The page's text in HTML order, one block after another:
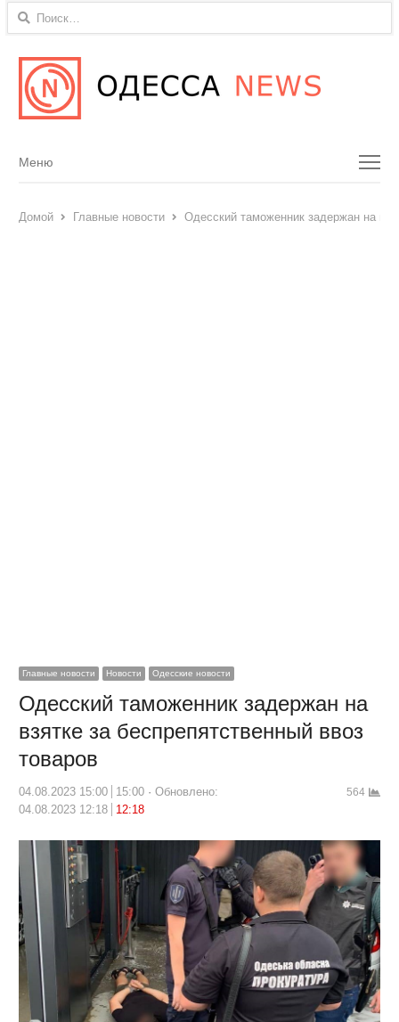
Найти:
Menu
Меню
Домой Главные новости Одесский таможенник задержан на
Главные новости Новости Одесские новости
Одесский таможенник задержан на
взятке за беспрепятственный ввоз
товаров
04.08.2023 15:00 15:00
Обновлено:
04.08.2023 12:18
12:18
564